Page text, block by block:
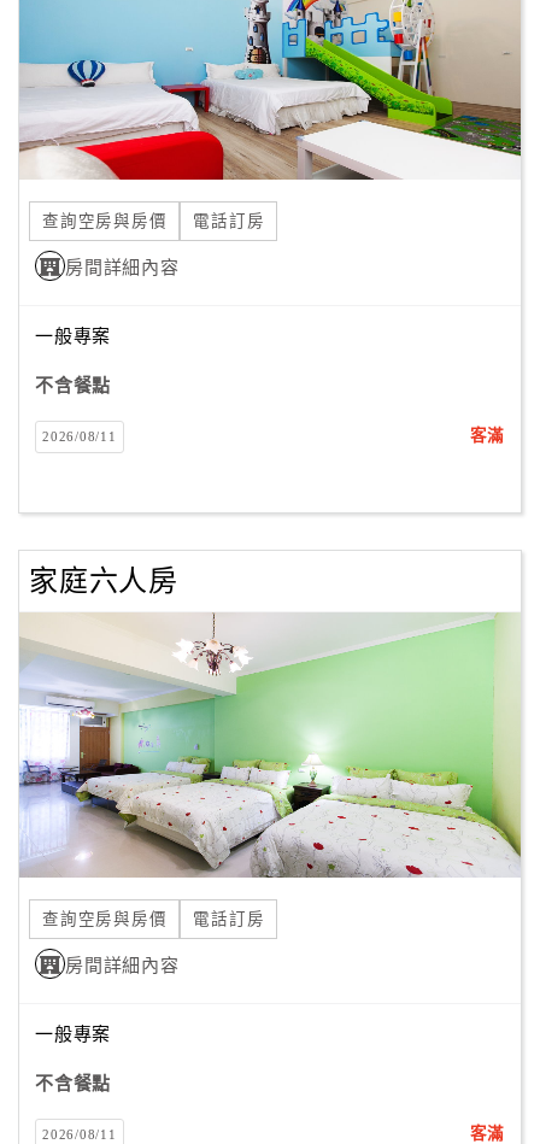
計
劃
品
宣
傳
查詢空房與房價 電話訂房
房間詳細內容
一般專案
不含餐點
2026/08/11 客滿
家庭六人房
查詢空房與房價 電話訂房
房間詳細內容
一般專案
不含餐點
2026/08/11 客滿